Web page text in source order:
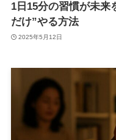
1日15分の習慣が未来
だけ”やる方法
2025年5月12日